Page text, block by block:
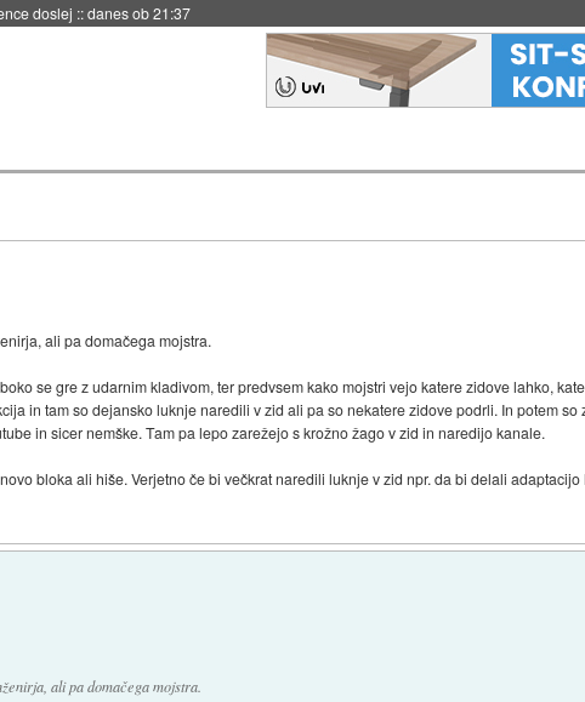
doslej ::danes ob 21:37
ali pa domačega mojstra.
se gre z udarnim kladivom, ter predvsem kako mojstri vejo katere zidove lahko,
in tam so dejansko luknje naredili v zid ali pa so nekatere zidove podrli. In potem so
in sicer nemške. Tam pa lepo zarežejo s krožno žago v zid in naredijo kanale.
bloka ali hiše. Verjetno če bi večkrat naredili luknje v zid npr. da bi delali
ali pa domačega mojstra.